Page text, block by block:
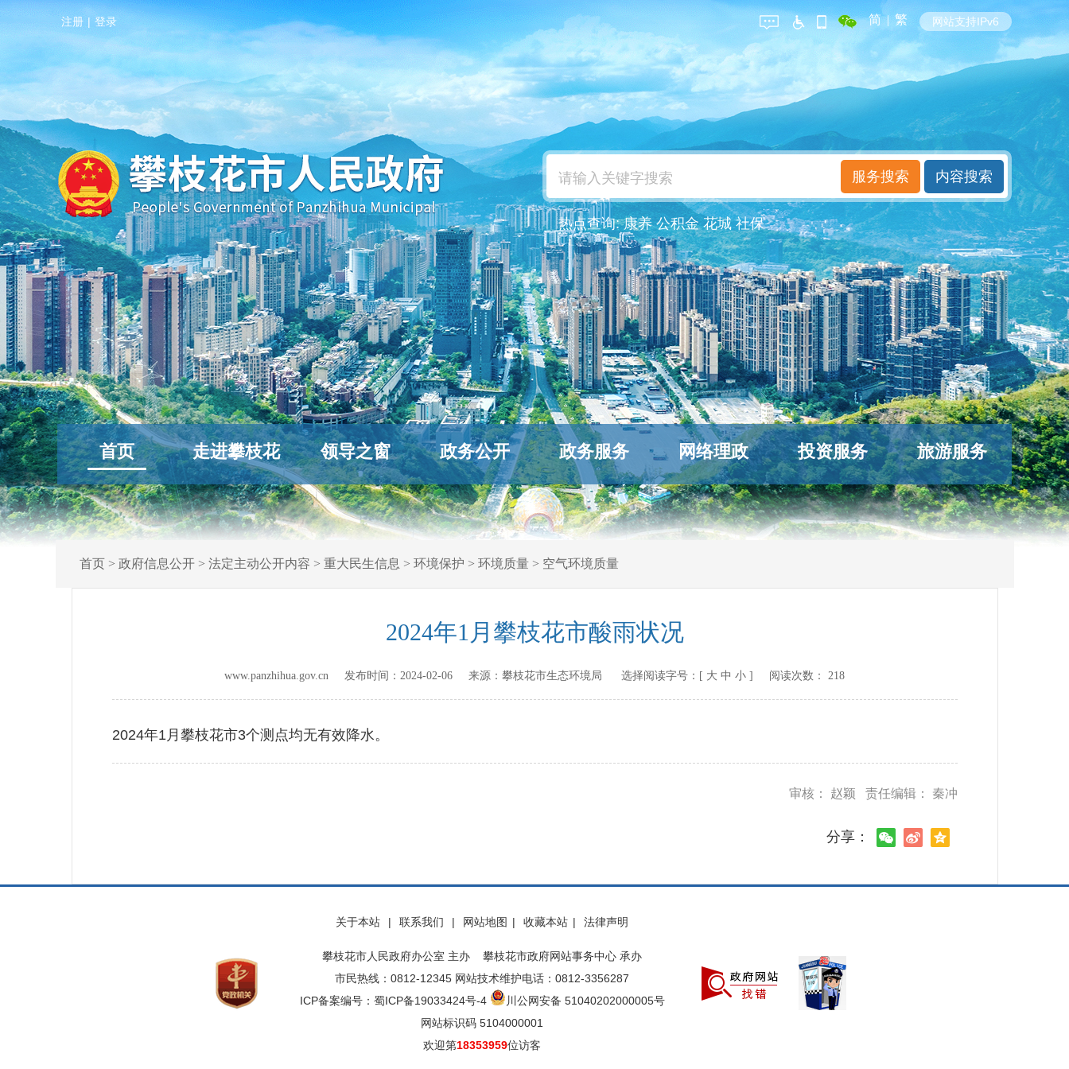
注册 | 登录 简 | 繁 网站支持IPv6
热点查询:康养 公积金 花城 社保
首页 走进攀枝花 领导之窗 政务公开 政务服务 网络理政 投资服务 旅游服务
首页> 政府信息公开> 法定主动公开内容 > 重大民生信息 > 环境保护 > 环境质量> 空气环境质量
2024年1月攀枝花市酸雨状况
www.panzhihua.gov.cn 发布时间： 2024-02-06 来源： 攀枝花市生态环境局 选择阅读字号：[ 大 中 小 ] 阅读次数： 218
2024年1月攀枝花市3个测点均无有效降水。
审核： 赵颖 责任编辑： 秦冲
分享：
关于本站 | 联系我们 | 网站地图 | 收藏本站 | 法律声明
攀枝花市人民政府办公室 主办 攀枝花市政府网站事务中心 承办
市民热线：0812-12345 网站技术维护电话：0812-3356287
ICP备案编号：蜀ICP备19033424号-4
川公网安备 51040202000005号
网站标识码 5104000001
欢迎第18353959位访客